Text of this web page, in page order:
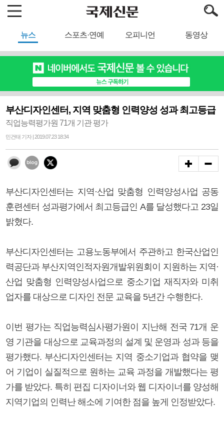
뉴스 스포츠·연예 오피니언 동영상
부산디자인센터, 지역 맞춤형 인력양성 성과 최고등급
직업능력평가원 71개 기관 평가
민건태 기자 | 2019.07.23 18:34
부산디자인센터는 지역·산업 맞춤형 인력양성사업 공동
훈련센터 성과평가에서 최고등급인 A를 달성했다고 23일
밝혔다.
부산디자인센터는 고용노동부에서 주관하고 한국산업인
력공단과 부산지역인적자원개발위원회이 지원하는 지역·
산업 맞춤형 인력양성사업으로 중소기업 재직자와 미취
업자를 대상으로 디자인 전문 교육을 5년간 수행한다.
이번 평가는 직업능력심사평가원이 지난해 전국 71개 운
영 기관을 대상으로 교육과정의 설계 및 운영과 성과 등을
평가했다. 부산디자인센터는 지역 중소기업과 협약을 맺
어 기업이 실질적으로 원하는 교육 과정을 개발했다는 평
가를 받았다. 특히 편집 디자이너와 웹 디자이너를 양성해
지역기업의 인력난 해소에 기여한 점을 높게 인정받았다.